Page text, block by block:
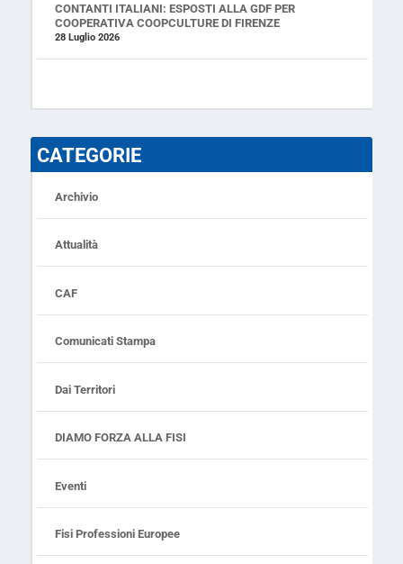
CONTANTI ITALIANI: ESPOSTI ALLA GDF PER
COOPERATIVA COOPCULTURE DI FIRENZE
28 Luglio 2026
CATEGORIE
Archivio
Attualità
CAF
Comunicati Stampa
Dai Territori
DIAMO FORZA ALLA FISI
Eventi
Fisi Professioni Europee